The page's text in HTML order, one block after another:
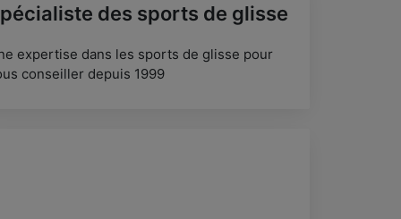
des sports de glisse
expertise dans les sports de glisse pour
conseiller depuis 1999